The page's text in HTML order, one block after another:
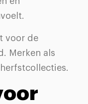
voor de
Merken als